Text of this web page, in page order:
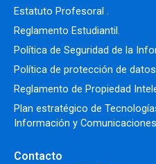
Estatuto Profesoral .
Reglamento Estudiantil.
Política de Seguridad de la
Política de protección de
Reglamento de Propiedad
Plan estratégico de
Información y
Contacto